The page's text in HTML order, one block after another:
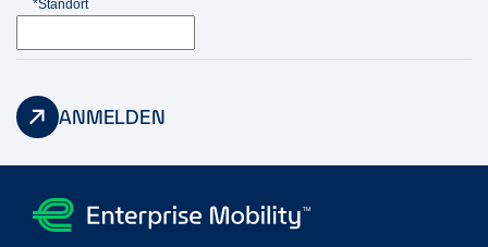
*Standort
ANMELDEN